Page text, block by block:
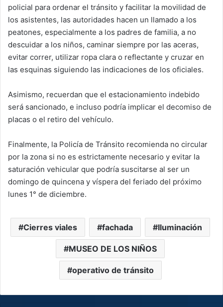
policial para ordenar el tránsito y facilitar la movilidad de
los asistentes, las autoridades hacen un llamado a los
peatones, especialmente a los padres de familia, a no
descuidar a los niños, caminar siempre por las aceras,
evitar correr, utilizar ropa clara o reflectante y cruzar en
las esquinas siguiendo las indicaciones de los oficiales.
Asimismo, recuerdan que el estacionamiento indebido
será sancionado, e incluso podría implicar el decomiso de
placas o el retiro del vehículo.
Finalmente, la Policía de Tránsito recomienda no circular
por la zona si no es estrictamente necesario y evitar la
saturación vehicular que podría suscitarse al ser un
domingo de quincena y víspera del feriado del próximo
lunes 1° de diciembre.
Cierres viales fachada Iluminación
MUSEO DE LOS NIÑOS
operativo de tránsito